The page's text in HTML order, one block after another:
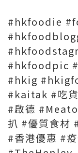
#hkfoodie
#hkfoodpic
#hkig
#kaitak #吃
#啟德
扒 #優質食材
#香港優惠 #